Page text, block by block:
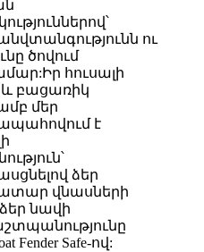
ու
ծովում
հուսալի
և բացառիկ
մեր
է
ձեր
վնասների
նավի
Fender Safe-ով: